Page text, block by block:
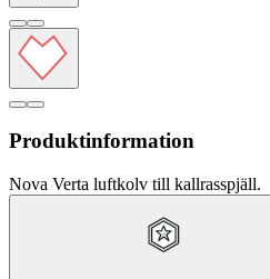
Produktinformation
Nova Verta luftkolv till kallrasspjäll.